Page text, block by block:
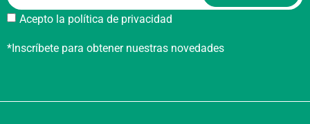
Acepto la política de privacidad
*Inscríbete para obtener nuestras novedades